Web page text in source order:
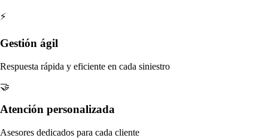
⚡
Gestión ágil
Respuesta rápida y eficiente en cada siniestro
🤝
Atención personalizada
Asesores dedicados para cada cliente